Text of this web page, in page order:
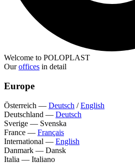
Welcome to POLOPLAST
Ouroffices in detail
Europe
Österreich — Deutsch /English
Deutschland — Deutsch
Sverige — Svenska
France — Français
International — English
Danmark — Dansk
Italia — Italiano